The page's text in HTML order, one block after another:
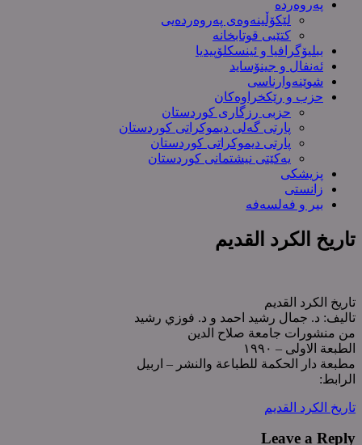
پەروەردە
لێکۆڵینەوەی پەروەردەیی
کتێبی قوتابخانە
ببلیۆگرافیا و ئینسکلۆپیدیا
ئەنفال و جینۆساید
شوێنەوارناسی
حزب و رێکخراوەکان
حزبی رزگاری کوردستان
پارتی گەلی دیموکراتی کوردستان
پارتی دیموکراتی کوردستان
یەکێتی نیشتمانی کوردستان
پزیشکی
زانستی
بیر و فەلسەفە
تاریخ الکرد القدیم
تاریخ الکرد القدیم
تالیف: د. جمال رشید احمد و د. فوزي رشید
من منشورات جامعة صلاح الدین
الطبعة الاولی – ١٩٩٠
مطبعة دار الحکمة للطباعة والنشر – اربیل
الرابط:
تاریخ الکرد القدیم
Leave a Reply